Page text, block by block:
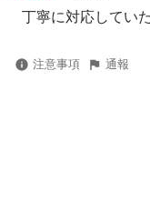
丁寧に対応してい
注意事項 通報